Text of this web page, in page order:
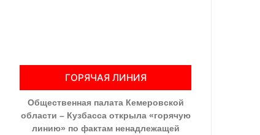
ГОРЯЧАЯ ЛИНИЯ
Общественная палата Кемеровской
области – Кузбасса открыла «горячую
линию» по фактам ненадлежащей